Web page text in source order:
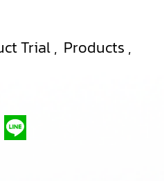
Trial, Products ,